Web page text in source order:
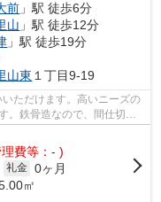
前 」駅 徒歩6分
山 」駅 徒歩12分
」駅 徒歩19分
山東 １丁目9-19
ただけます。高いニーズの
。鉄骨造なので、間仕切り
費等：- )
礼金 0ヶ月
㎡